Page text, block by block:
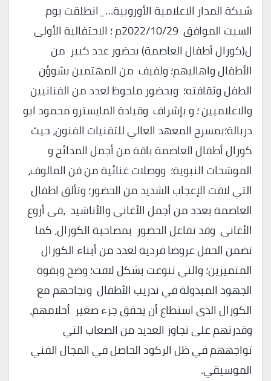
شبكة المدار الاعلامية الأوروبية…_انطلقت يوم
السيت الموافق 2022/10/29م ؛ الاحتفالية الأولى
ل(كورال أطفال العاصمة) بحضور عدد كبير من
الأطفال واهاليهم؛ ولفيف من المهتمين بشوؤن
الطفل وثقافته؛ وبحضور ملحوظ لعدد من الفنانيين
والاعلاميين ؛ و بإشراف وقيادة المايسترو محمود ابو
دربالة؛بمسرح المعهد العالي للتقنيات الفنون، حيث
كورال أطفال العاصمة باقة من أجمل المدائح و
الموشحات النبوية؛ ووصلات غنائية من فن المالوف،
التي لاقت الإعجاب الشديد من الحضور؛ وتألق اطفال
العاصمة بعدد من أجمل الأغاني والأناشيد ،فى أروع
الأغانى وقد تفاعل الحضور بمصاحبة الكورال، كما
تضمن الحفل عروضا فردية لعدد من أبناء الكورال
المتميزين؛ والتي تنوعت بشكل لافت؛ وضح وبقوة
الجهود المبذولة في تدريب الأطفال ونجاحهم مع
الكورال الذى استطاع أن يحقق جزء صغير أحلامهم،
وقدرتهم على تجاوز العديد من الصعاب التي
تواجههم في ظل الركود الحاصل في المجال الفني
الموسيقي.